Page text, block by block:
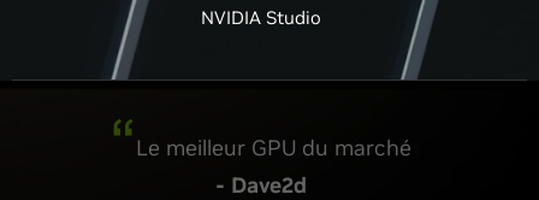
NVIDIA Studio
Des performances sans précédent
- PCworld
Le meilleur GPU du marché
- Dave2d